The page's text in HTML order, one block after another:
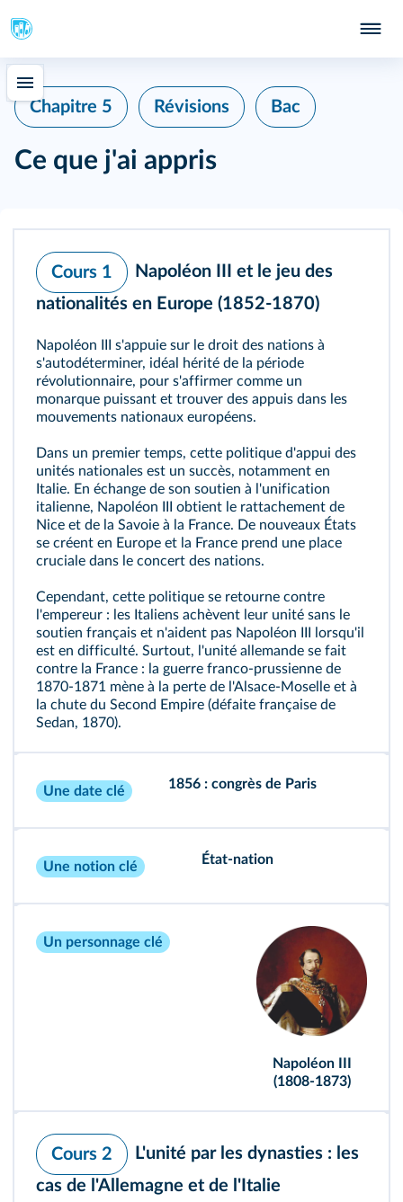
Chapitre 5 Révisions Bac
Ce que j'ai appris
Cours 1
Napoléon III et le jeu des
nationalités en Europe (1852‑1870)
Napoléon III s'appuie sur le droit des nations à
s'autodéterminer, idéal hérité de la période
révolutionnaire, pour s'affirmer comme un
monarque puissant et trouver des appuis dans les
mouvements nationaux européens.
Dans un premier temps, cette politique d'appui des
unités nationales est un succès, notamment en
Italie. En échange de son soutien à l'unification
italienne, Napoléon III obtient le rattachement de
Nice et de la Savoie à la France. De nouveaux États
se créent en Europe et la France prend une place
cruciale dans le concert des nations.
Cependant, cette politique se retourne contre
l'empereur : les Italiens achèvent leur unité sans le
soutien français et n'aident pas Napoléon III lorsqu'il
est en difficulté. Surtout, l'unité allemande se fait
contre la France : la guerre franco‑prussienne de
1870‑1871 mène à la perte de l'Alsace‑Moselle et à
la chute du Second Empire (défaite française de
Sedan, 1870).
Une date clé 1856 : congrès de Paris
Une notion clé État‑nation
Un personnage clé
Napoléon III
(1808‑1873)
Cours 2
L'unité par les dynasties : les
cas de l'Allemagne et de l'Italie